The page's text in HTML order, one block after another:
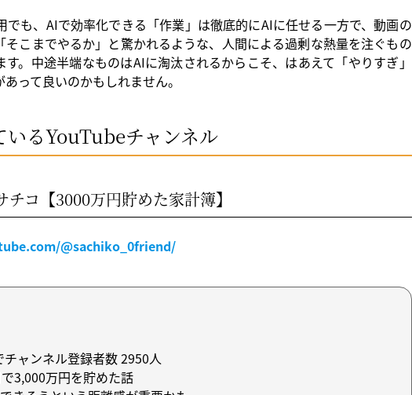
でも、AIで効率化できる「作業」は徹底的にAIに任せる一方で、動画の
そこまでやるか」と驚かれるような、人間による過剰な熱量を注ぐもの
。中途半端なものはAIに淘汰されるからこそ、はあえて「やりすぎ」
って良いのかもしれません。
いるYouTubeチャンネル
チコ【3000万円貯めた家計簿】
@sachiko_0friend/
チャンネル登録者数 2950人
3,000万円を貯めた話